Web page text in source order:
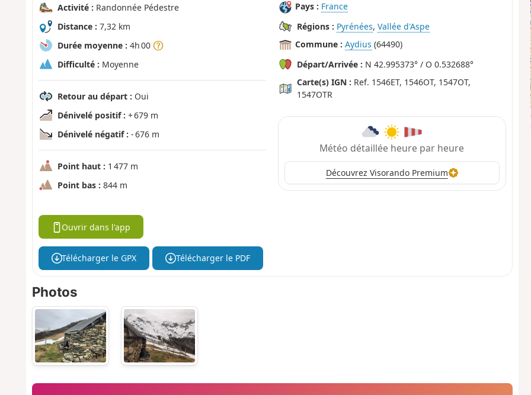
Activité : Randonnée Pédestre
Distance : 7,32 km
Durée moyenne : 4h 00
Difficulté : Moyenne
Retour au départ : Oui
Dénivelé positif : + 679 m
Dénivelé négatif : - 676 m
Point haut : 1 477 m
Point bas : 844 m
Pays : France
Régions : Pyrénées,Vallée d'Aspe
Commune : Aydius (64490)
Départ/Arrivée : N 42.995373° / O 0.532688°
Carte(s) IGN : Ref. 1546ET, 1546OT, 1547OT,
1547OTR
Météo détaillée heure par heure
Découvrez Visorando Premium
Ouvrir dans l'app
Télécharger le GPX Télécharger le PDF
Photos